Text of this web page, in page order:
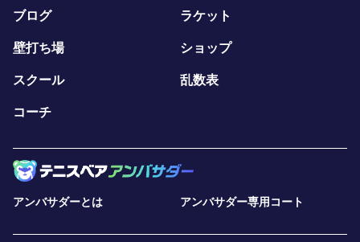
ブログ ラケット
壁打ち場 ショップ
スクール 乱数表
コーチ
アンバサダーとは アンバサダー専用コート